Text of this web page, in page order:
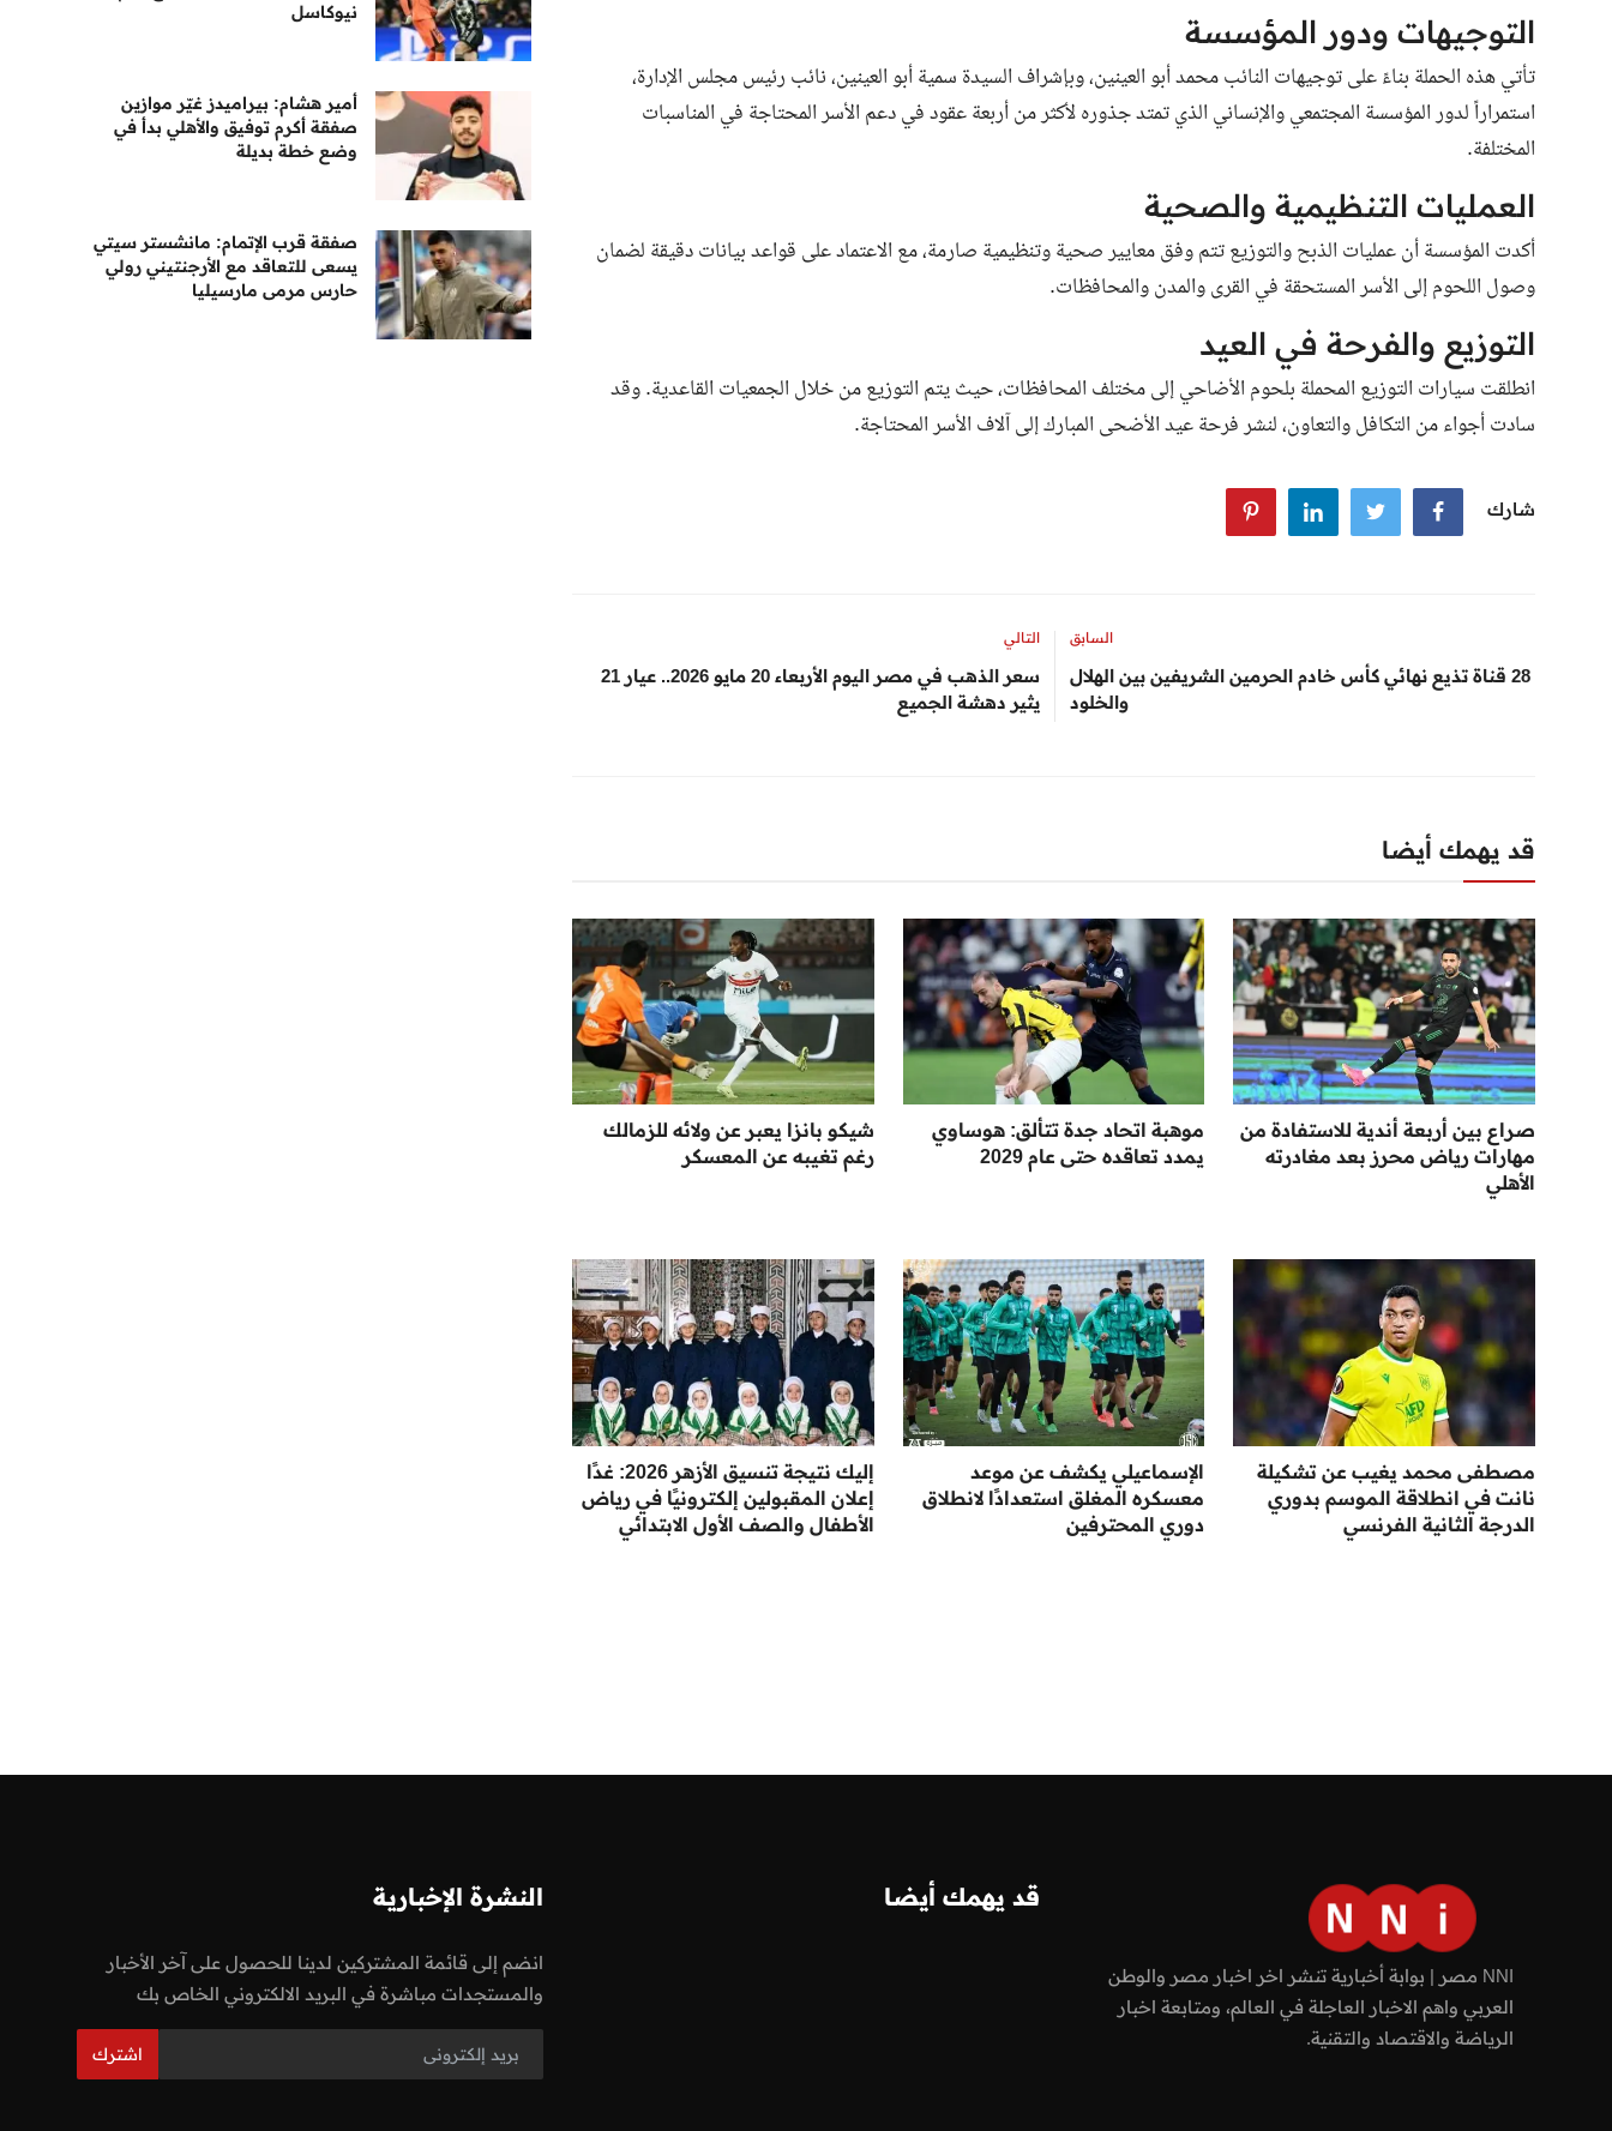
التوجيهات ودور المؤسسة
تأتي هذه الحملة بناءً على توجيهات النائب محمد أبو العينين، وبإشراف السيدة سمية أبو العينين، نائب رئيس مجلس الإدارة،
استمراراً لدور المؤسسة المجتمعي والإنساني الذي تمتد جذوره لأكثر من أربعة عقود في دعم الأسر المحتاجة في المناسبات
المختلفة.
العمليات التنظيمية والصحية
أكدت المؤسسة أن عمليات الذبح والتوزيع تتم وفق معايير صحية وتنظيمية صارمة، مع الاعتماد على قواعد بيانات دقيقة لضمان
وصول اللحوم إلى الأسر المستحقة في القرى والمدن والمحافظات.
التوزيع والفرحة في العيد
انطلقت سيارات التوزيع المحملة بلحوم الأضاحي إلى مختلف المحافظات، حيث يتم التوزيع من خلال الجمعيات القاعدية. وقد
سادت أجواء من التكافل والتعاون، لنشر فرحة عيد الأضحى المبارك إلى آلاف الأسر المحتاجة.
شارك
السابق
28 قناة تذيع نهائي كأس خادم الحرمين الشريفين بين الهلال
والخلود
التالي
سعر الذهب في مصر اليوم الأربعاء 20 مايو 2026.. عيار 21
يثير دهشة الجميع
قد يهمك أيضا
صراع بين أربعة أندية للاستفادة من
مهارات رياض محرز بعد مغادرته
الأهلي
موهبة اتحاد جدة تتألق: هوساوي
يمدد تعاقده حتى عام 2029
شيكو بانزا يعبر عن ولائه للزمالك
رغم تغيبه عن المعسكر
مصطفى محمد يغيب عن تشكيلة
نانت في انطلاقة الموسم بدوري
الدرجة الثانية الفرنسي
الإسماعيلي يكشف عن موعد
معسكره المغلق استعدادًا لانطلاق
دوري المحترفين
إليك نتيجة تنسيق الأزهر 2026: غدًا
إعلان المقبولين إلكترونيًا في رياض
الأطفال والصف الأول الابتدائي
نيوكاسل
أمير هشام: بيراميدز غيّر موازين
صفقة أكرم توفيق والأهلي بدأ في
وضع خطة بديلة
صفقة قرب الإتمام: مانشستر سيتي
يسعى للتعاقد مع الأرجنتيني رولي
حارس مرمى مارسيليا
NNI مصر | بوابة أخبارية تنشر اخر اخبار مصر والوطن
العربي واهم الاخبار العاجلة في العالم، ومتابعة اخبار
الرياضة والاقتصاد والتقنية.
قد يهمك أيضا النشرة الإخبارية
انضم إلى قائمة المشتركين لدينا للحصول على آخر الأخبار
والمستجدات مباشرة في البريد الالكتروني الخاص بك
اشترك